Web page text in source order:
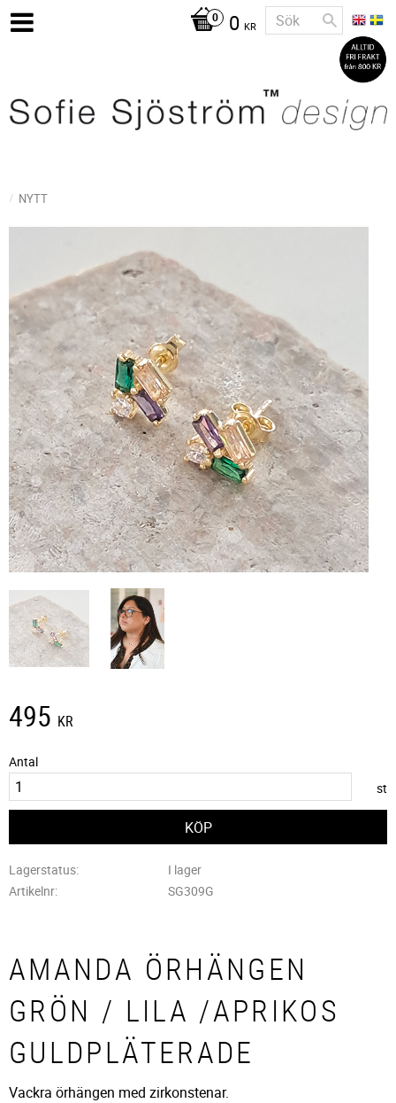
0 KR
NYTT
495 KR
Antal
st
Lagerstatus
I lager
Artikelnr
SG309G
AMANDA ÖRHÄNGEN
GRÖN / LILA /APRIKOS
GULDPLÄTERADE
Vackra örhängen med zirkonstenar.